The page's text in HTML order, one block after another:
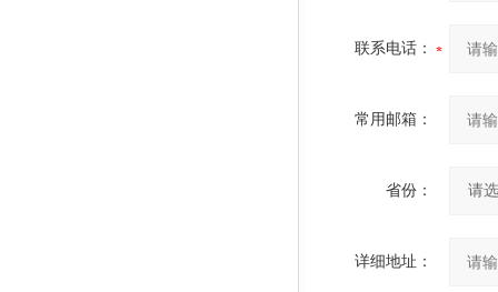
联系电话：
常用邮箱：
省份：
详细地址：